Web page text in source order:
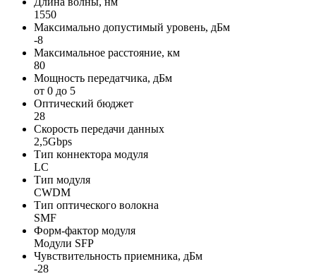
1550
Максимально допустимый уровень, дБм
-8
Максимальное расстояние, км
80
Мощность передатчика, дБм
от 0 до 5
Оптический бюджет
28
Скорость передачи данных
2,5Gbps
Тип коннектора модуля
LC
Тип модуля
CWDM
Тип оптического волокна
SMF
Форм-фактор модуля
Модули SFP
Чувствительность приемника, дБм
-28